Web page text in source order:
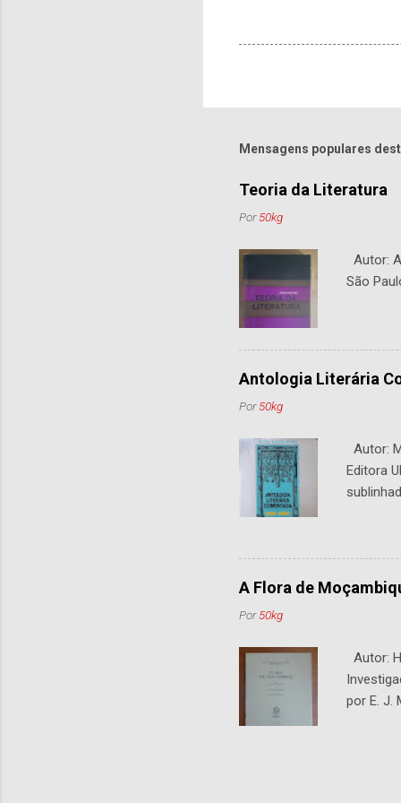
Mensagens populares
Teoria da Literatura
Por50kg
Autor:
São
Antologia Literária
Por50kg
Autor:
Editora
A Flora de
Por50kg
Autor:
por E. J.